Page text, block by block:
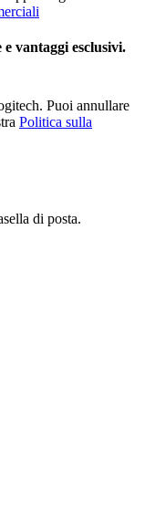
vantaggi esclusivi.
Puoi annullare
Politica sulla
di posta.